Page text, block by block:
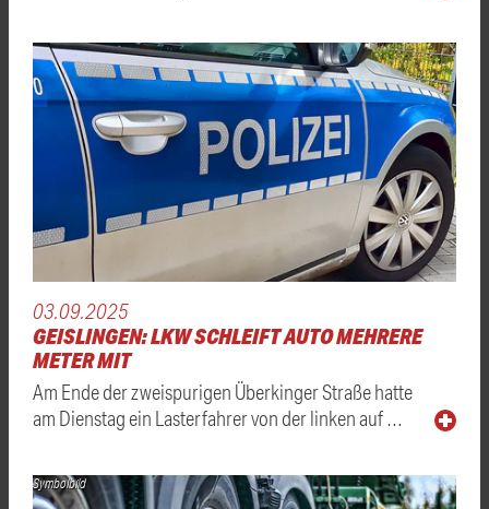
03.09.2025
GEISLINGEN: LKW SCHLEIFT AUTO MEHRERE
METER MIT
Am Ende der zweispurigen Überkinger Straße hatte
am Dienstag ein Lasterfahrer von der linken auf …
Symbolbild